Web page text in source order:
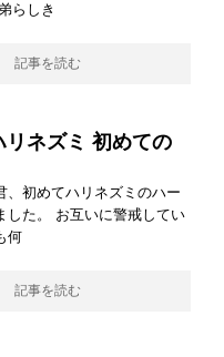
らしき
記事を読む
リネズミ 初めての
、初めてハリネズミのハー
した。 お互いに警戒してい
何
記事を読む